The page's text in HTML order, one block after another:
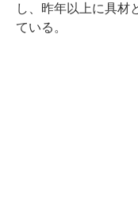
し、昨年以上に具材
ている。